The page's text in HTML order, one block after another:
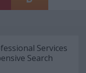
Services
Search